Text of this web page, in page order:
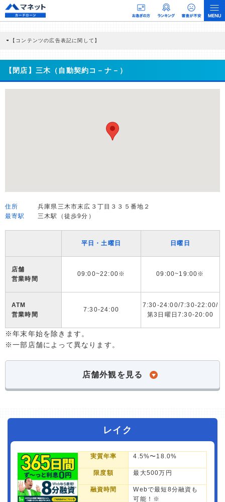
【コンテンツの広告表記に関して】
商品を根拠なくPRするものではなく、当編集部の調査／ユーザーへの口コミ収集な
どに基づき、公平性を担保した情報提供を行っています。
>提携企業一覧
【閉店】三木（自動契約コ－ナ－）
住所
兵庫県三木市末広３丁目３３５番地２
最寄駅
三木駅（徒歩9分）
平日・土曜日 日曜日
店舗
営業時間
09:00~22:00※ 09:00~19:00※
ATM
営業時間
7:30-24:00
7:30-24:00/7:30-22:00/
第3日曜日7:30-20:00
※年末年始を除きます。
※一部店舗によって異なります。
店舗外観を見る
レイク
実質年率 4.5%〜18.0%
限度額 最大500万円
融資時間
Webで最短8分融資も
可能！※